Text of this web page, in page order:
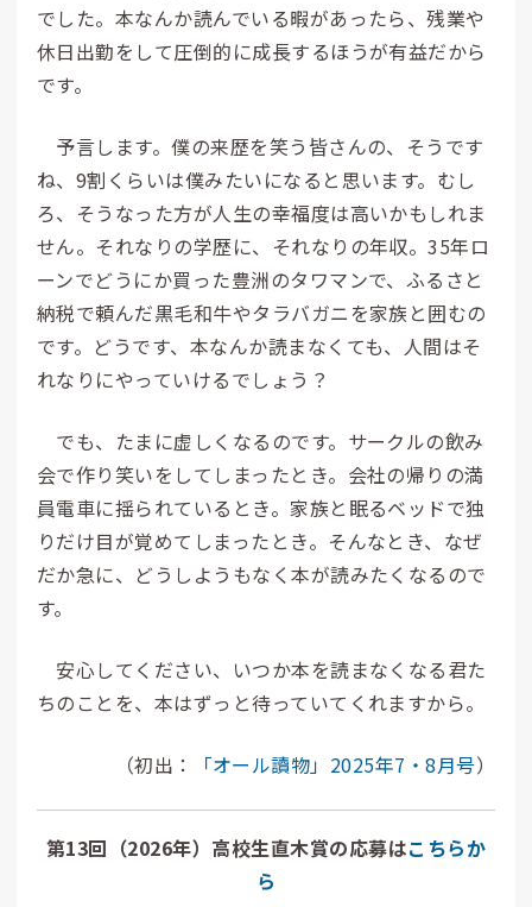
でした。本なんか読んでいる暇があったら、残業や
休日出勤をして圧倒的に成長するほうが有益だから
です。
予言します。僕の来歴を笑う皆さんの、そうです
ね、9割くらいは僕みたいになると思います。むし
ろ、そうなった方が人生の幸福度は高いかもしれま
せん。それなりの学歴に、それなりの年収。35年ロ
ーンでどうにか買った豊洲のタワマンで、ふるさと
納税で頼んだ黒毛和牛やタラバガニを家族と囲むの
です。どうです、本なんか読まなくても、人間はそ
れなりにやっていけるでしょう？
でも、たまに虚しくなるのです。サークルの飲み
会で作り笑いをしてしまったとき。会社の帰りの満
員電車に揺られているとき。家族と眠るベッドで独
りだけ目が覚めてしまったとき。そんなとき、なぜ
だか急に、どうしようもなく本が読みたくなるので
す。
安心してください、いつか本を読まなくなる君た
ちのことを、本はずっと待っていてくれますから。
（初出： 「オール讀物」2025年7・8月号）
第13回（2026年）高校生直木賞の応募はこちらか
ら